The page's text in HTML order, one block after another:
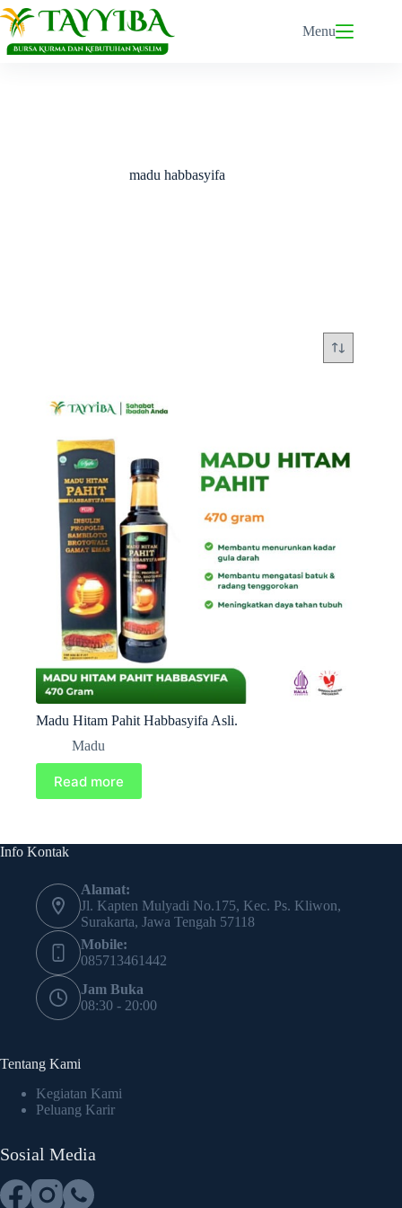
Skip
to
content
Menu
madu habbasyifa
Madu Hitam Pahit Habbasyifa Asli.
Madu
Read more
Info Kontak
Alamat:
Jl. Kapten Mulyadi No.175, Kec. Ps. Kliwon,
Surakarta, Jawa Tengah 57118
Mobile:
085713461442
Jam Buka
08:30 - 20:00
Tentang Kami
Kegiatan Kami
Peluang Karir
Sosial Media